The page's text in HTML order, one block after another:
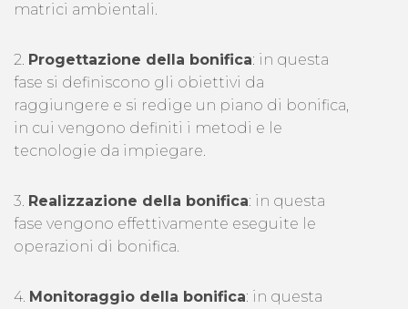
matrici ambientali.
2. Progettazione della bonifica: in questa
fase si definiscono gli obiettivi da
raggiungere e si redige un piano di bonifica,
in cui vengono definiti i metodi e le
tecnologie da impiegare.
3. Realizzazione della bonifica: in questa
fase vengono effettivamente eseguite le
operazioni di bonifica.
4. Monitoraggio della bonifica: in questa